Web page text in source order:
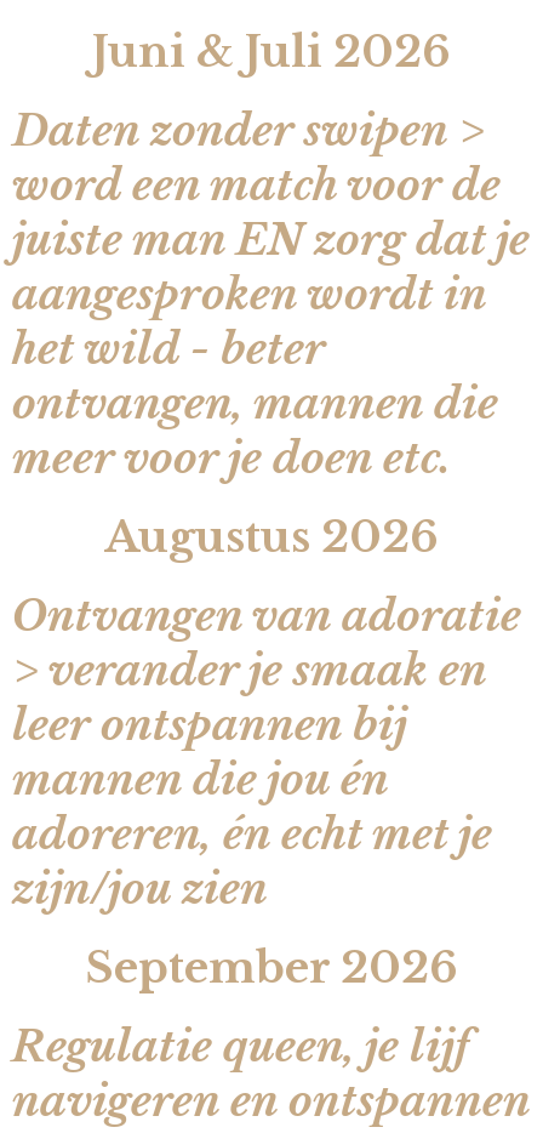
Juni & Juli 2026
Daten zonder swipen >
word een match voor de
juiste man EN zorg dat je
aangesproken wordt in
het wild - beter
ontvangen, mannen die
meer voor je doen etc.
Augustus 2026
Ontvangen van adoratie
> verander je smaak en
leer ontspannen bij
mannen die jou én
adoreren, én echt met je
zijn/jou zien
September 2026
Regulatie queen, je lijf
navigeren en ontspannen